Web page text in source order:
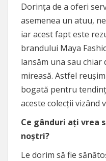
Dorința de a oferi
asemenea un atuu,
iar acest fapt este
brandului Maya
lansăm una sau chiar
mireasă. Astfel
bogată pentru
aceste colecții vizând
Ce gânduri ați
noștri?
Le dorim să fie